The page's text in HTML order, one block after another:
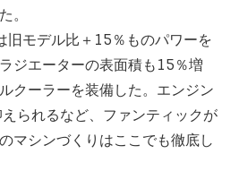
。
旧モデル比＋15％ものパワーを
ジエーターの表面積も15％増
クーラーを装備した。エンジン
られるなど、ファンティックが
マシンづくりはここでも徹底し